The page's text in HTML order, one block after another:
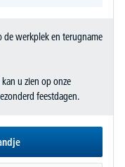
de werkplek en terugname
u zien op onze
feestdagen.